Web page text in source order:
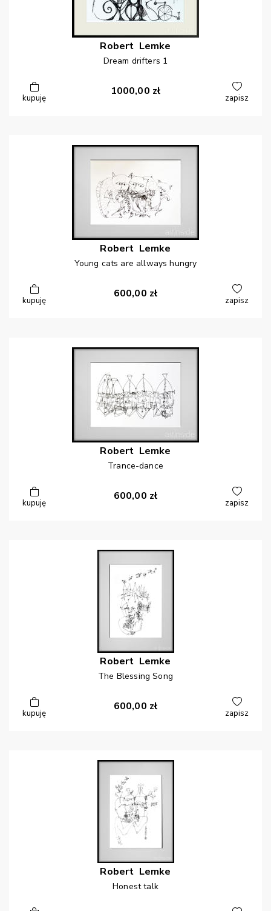
Robert Lemke
Dream drifters 1
kupuję
1000,00 zł
zapisz
Robert Lemke
Young cats are allways hungry
kupuję
600,00 zł
zapisz
Robert Lemke
Trance-dance
kupuję
600,00 zł
zapisz
Robert Lemke
The Blessing Song
kupuję
600,00 zł
zapisz
Robert Lemke
Honest talk